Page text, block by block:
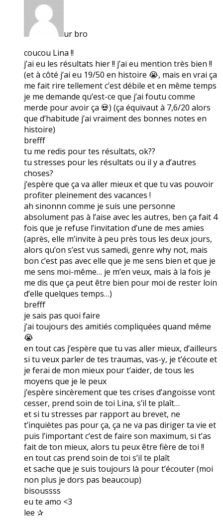
ur bro
coucou Lina !!
j’ai eu les résultats hier !! j’ai eu mention très bien !!
(et à côté j’ai eu 19/50 en histoire 😭, mais en vrai ça
me fait rire tellement c’est débile et en même temps
je me demande qu’est-ce que j’ai foutu comme
merde pour avoir ça 💀) (ça équivaut à 7,6/20 alors
que d’habitude j’ai vraiment des bonnes notes en
histoire)
brefff
tu me redis pour tes résultats, ok??
tu stresses pour les résultats ou il y a d’autres
choses?
j’espère que ça va aller mieux et que tu vas pouvoir
profiter pleinement des vacances !
ah sinonnn comme je suis une personne
absolument pas à l’aise avec les autres, ben ça fait 4
fois que je refuse l’invitation d’une de mes amies
(après, elle m’invite à peu près tous les deux jours,
alors qu’on s’est vus samedi, genre why not, mais
bon c’est pas avec elle que je me sens bien et que je
me sens moi-même… je m’en veux, mais à la fois je
me dis que ça peut être bien pour moi de rester loin
d’elle quelques temps…)
brefff
je sais pas quoi faire
j’ai toujours des amitiés compliquées quand même
😭
en tout cas j’espère que tu vas aller mieux, d’ailleurs
si tu veux parler de tes traumas, vas-y, je t’écoute et
je ferai de mon mieux pour t’aider, de tous les
moyens que je le peux
j’espère sincèrement que tes crises d’angoisse vont
cesser, prend soin de toi Lina, s’il te plaît…
et si tu stresses par rapport au brevet, ne
t’inquiètes pas pour ça, ça ne va pas diriger ta vie et
puis l’important c’est de faire son maximum, si t’as
fait de ton mieux, alors tu peux être fière de toi !!
en tout cas prend soin de toi s’il te plaît
et sache que je suis toujours là pour t’écouter (moi
non plus je dors pas beaucoup)
bisoussss
eu te amo <3
lee ✰